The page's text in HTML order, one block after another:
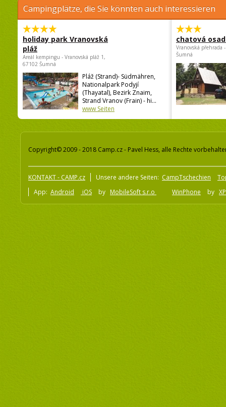
Campingplätze, die Sie könnten auch interessieren
holiday park Vranovská
pláž
Areál kempingu - Vranovská pláž 1,
67102 Šumná
Pláž (Strand)- Südmähren,
Nationalpark Podyjí
(Thayatal), Bezirk Znaim,
Strand Vranov (Frain) - hi...
www Seiten
chatová
Vranovská přehrada
Šumná
Copyright© 2009 - 2018 Camp.cz - Pavel Hess, alle Rechte
KONTAKT - CAMP.cz Unsere andere Seiten: CampTschechien
App: Android iOS by MobileSoft s.r.o WinPhone by